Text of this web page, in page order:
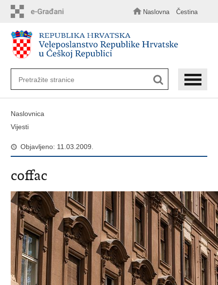
sadržaj
Naslovna Čestina
Naslovnica
Vijesti
Objavljeno: 11.03.2009.
coffac